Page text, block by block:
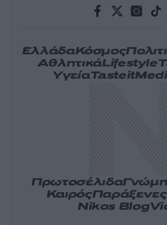
ΕλλάδαΚόσμος
ΑθλητικάLifestyle
ΥγείαTasteit
ΠρωτοσέλιδαΓνώμη
ΚαιρόςΠαράξενες
Nikos Blog